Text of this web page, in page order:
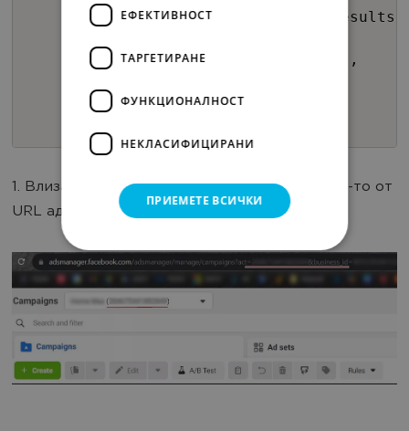
Utilities.formatDate(new Date(),
HH:mm:ss"); '04-11-2023 |
1. Влизате в рекламния акаунт и копирате ID-то от
URL адреса:
ЕФЕКТИВНОСТ
ТАРГЕТИРАНЕ
ФУНКЦИОНАЛНОСТ
НЕКЛАСИФИЦИРАНИ
ПРИЕМЕТЕ ВСИЧКИ